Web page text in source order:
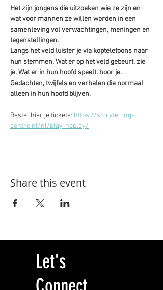
Het zijn jongens die uitzoeken wie ze zijn en
wat voor mannen ze willen worden in een
samenleving vol verwachtingen, meningen en
tegenstellingen.
Langs het veld luister je via koptelefoons naar
hun stemmen. Wat er op het veld gebeurt, zie
je. Wat er in hun hoofd speelt, hoor je.
Gedachten, twijfels en verhalen die normaal
alleen in hun hoofd blijven.
Bestel hier je tickets: https://storytelling-
centre.nl/nl/play-noplay/
Share this event
Let's